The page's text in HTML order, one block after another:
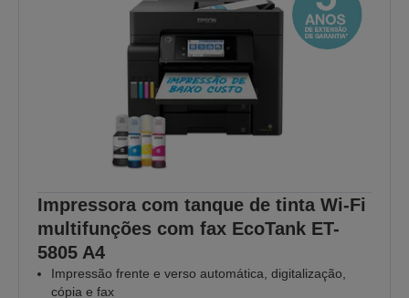
Impressora com tanque de tinta Wi-Fi
multifunções com fax EcoTank ET-
5805 A4
Impressão frente e verso automática, digitalização,
cópia e fax